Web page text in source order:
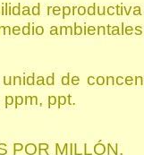
de
ppm, ppt.
POR MILLÓN.